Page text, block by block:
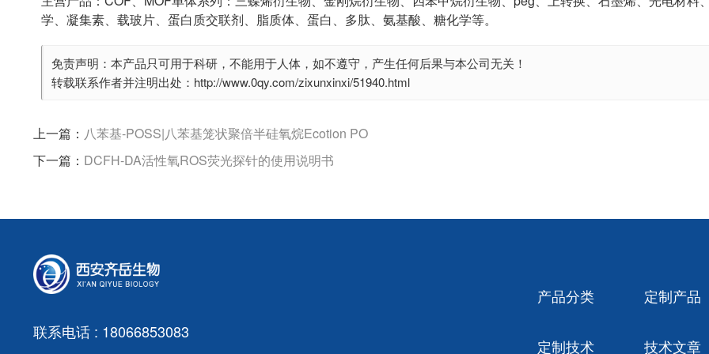
学、凝集素、载玻片、蛋白质交联剂、脂质体、蛋白、多肽、氨基酸、糖化学等。
免责声明：本产品只可用于科研，不能用于人体，如不遵守，产生任何后果与本公司无关！
转载联系作者并注明出处：http://www.0qy.com/zixunxinxi/51940.html
上一篇： 八苯基-POSS|八苯基笼状聚倍半硅氧烷Ecotion PO
下一篇： DCFH-DA活性氧ROS荧光探针的使用说明书
联系电话 : 18066853083
产品分类 定制产品
定制技术 技术文章